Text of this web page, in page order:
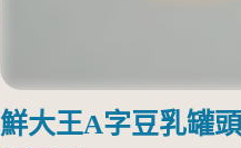
鮮大王A字豆乳罐